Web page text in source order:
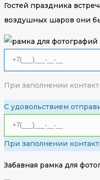
Гостей праздника
воздушных шаров они
При заполнении
С удовольствием
При заполнении
Забавная рамка для